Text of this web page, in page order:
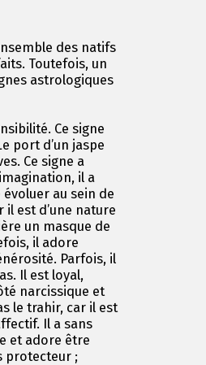
des natifs
Toutefois, un
astrologiques
Ce signe
port d’un jaspe
Ce signe a
il a
au sein de
est d’une nature
un masque de
il adore
Parfois, il
Il est loyal,
narcissique et
le trahir, car il est
Il a sans
et adore être
protecteur ;